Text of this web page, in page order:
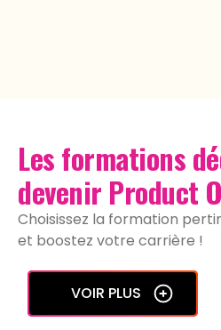
Les formations
devenir Product
Choisissez la formation
et boostez votre carrière !
VOIR PLUS